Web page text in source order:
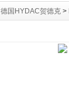
德国HYDAC贺德克 >